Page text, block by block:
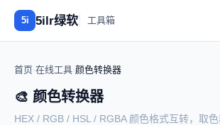
5i 5ilr绿软 工具箱
首页 在线工具 颜色转换器
🎨 颜色转换器
HEX / RGB / HSL / RGBA 颜色格式互转，取